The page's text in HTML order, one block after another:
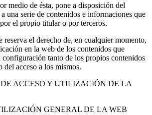
medio de ésta, pone a disposición del
una serie de contenidos e informaciones que
el propio titular o por terceros.
reserva el derecho de, en cualquier momento,
en la web de los contenidos que
configuración tanto de los propios contenidos
acceso a los mismos.
ACCESO Y UTILIZACIÓN DE LA
GENERAL DE LA WEB